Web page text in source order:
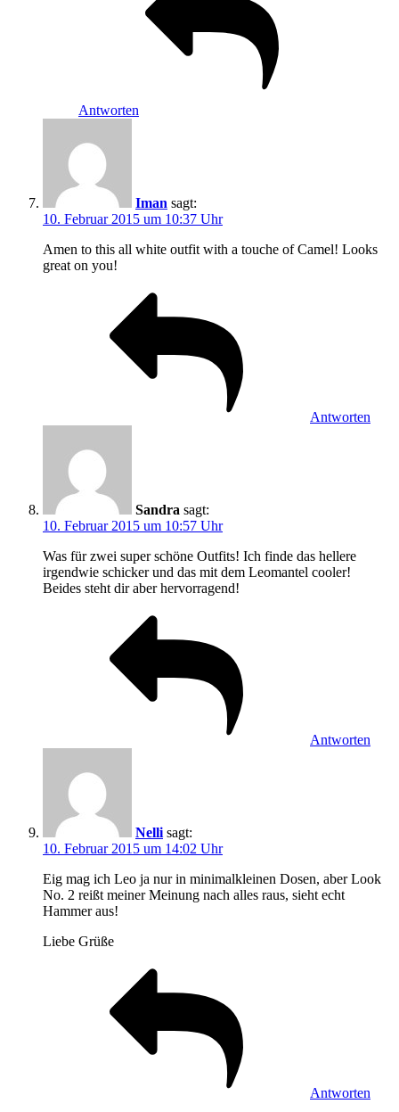
Antworten
Iman sagt:
10. Februar 2015 um 10:37 Uhr
Amen to this all white outfit with a touche of Camel! Looks
great on you!
Antworten
Sandra sagt:
10. Februar 2015 um 10:57 Uhr
Was für zwei super schöne Outfits! Ich finde das hellere
irgendwie schicker und das mit dem Leomantel cooler!
Beides steht dir aber hervorragend!
Antworten
Nelli sagt:
10. Februar 2015 um 14:02 Uhr
Eig mag ich Leo ja nur in minimalkleinen Dosen, aber Look
No. 2 reißt meiner Meinung nach alles raus, sieht echt
Hammer aus!
Liebe Grüße
Antworten